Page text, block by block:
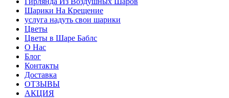
Шарики На Крещение
услуга надуть свои шарики
Цветы
Цветы в Шаре Баблс
О Нас
Блог
Контакты
Доставка
ОТЗЫВЫ
АКЦИЯ